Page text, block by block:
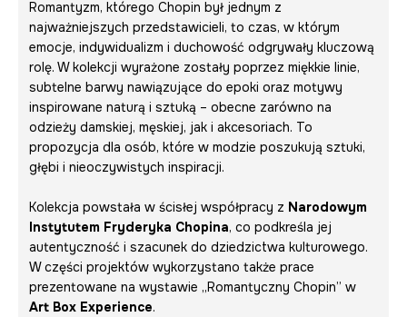
Romantyzm, którego Chopin był jednym z
najważniejszych przedstawicieli, to czas, w którym
emocje, indywidualizm i duchowość odgrywały kluczową
rolę. W kolekcji wyrażone zostały poprzez miękkie linie,
subtelne barwy nawiązujące do epoki oraz motywy
inspirowane naturą i sztuką – obecne zarówno na
odzieży damskiej, męskiej, jak i akcesoriach. To
propozycja dla osób, które w modzie poszukują sztuki,
głębi i nieoczywistych inspiracji.
Kolekcja powstała w ścisłej współpracy z Narodowym
Instytutem Fryderyka Chopina, co podkreśla jej
autentyczność i szacunek do dziedzictwa kulturowego.
W części projektów wykorzystano także prace
prezentowane na wystawie „Romantyczny Chopin” w
Art Box Experience.